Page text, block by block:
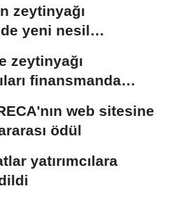
zeytinyağı
yeni nesil
zeytinyağı
finansmanda
web sitesine
ödül
yatırımcılara